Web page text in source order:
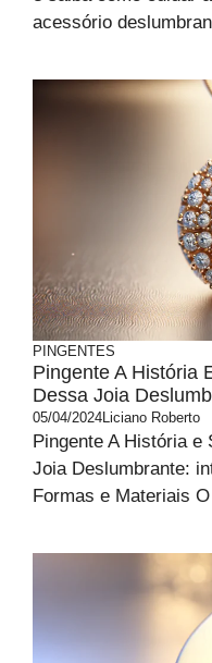
acessório
PINGENTES
Pingente A História
Dessa Joia
05/04/2024Liciano Roberto
Pingente A História
Joia Deslumbrante:
Formas e Materiais